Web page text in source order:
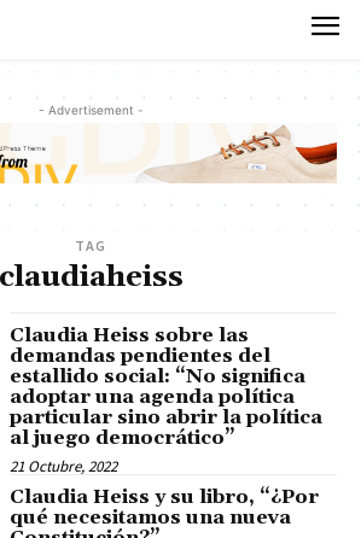
- Advertisement -
TAG
claudiaheiss
Claudia Heiss sobre las
demandas pendientes del
estallido social: “No significa
adoptar una agenda política
particular sino abrir la política
al juego democrático”
21 Octubre, 2022
Claudia Heiss y su libro, “¿Por
qué necesitamos una nueva